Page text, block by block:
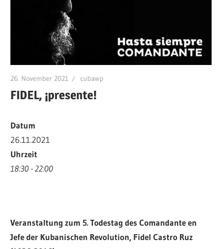
26. November 2021 cubawp
FIDEL, ¡presente!
Datum
26.11.2021
Uhrzeit
18:30 - 22:00
Veranstaltung zum 5. Todestag des Comandante en
Jefe der Kubanischen Revolution, Fidel Castro Ruz